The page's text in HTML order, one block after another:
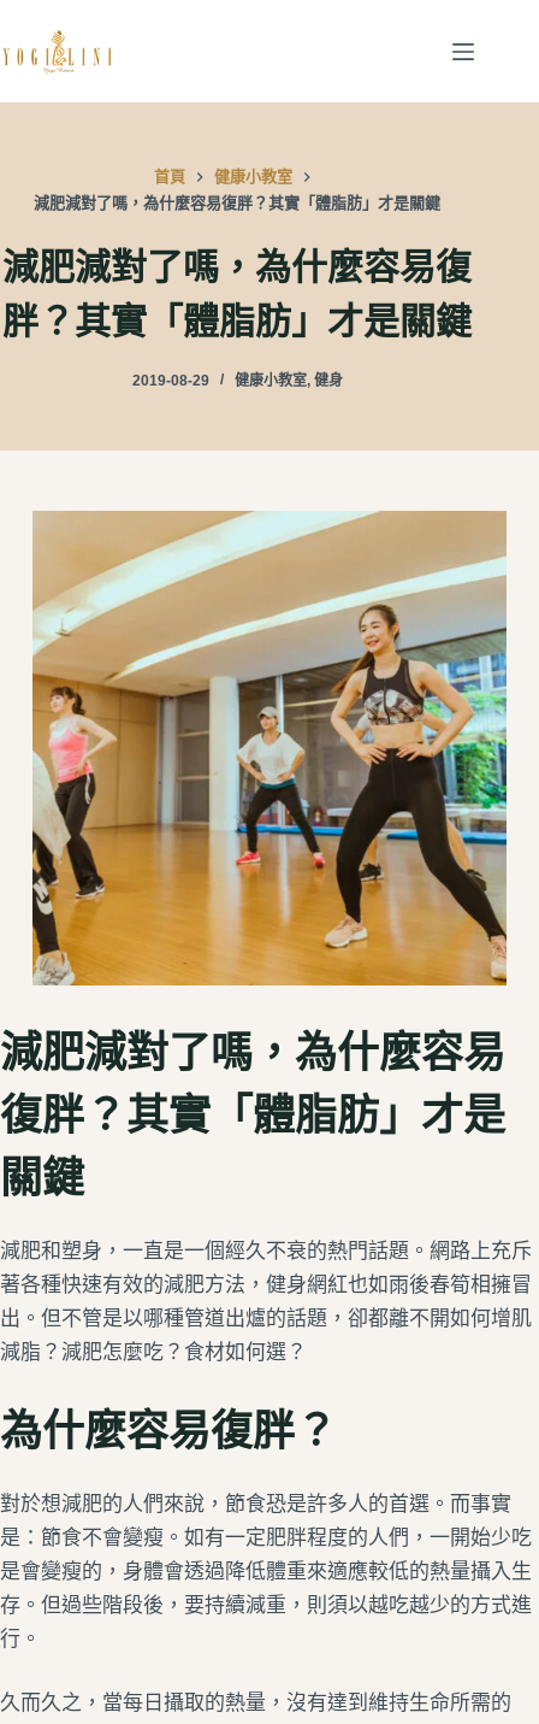
至
首頁
健康小教室
減肥減對了嗎，為什麼容易復胖？其實「體脂肪」才是關鍵
減肥減對了嗎，為什麼容易復
胖？其實「體脂肪」才是關鍵
2019-08-29 健康小教室, 健身
減肥減對了嗎，為什麼容易
復胖？其實「體脂肪」才是
關鍵
減肥和塑身，一直是一個經久不衰的熱門話題。網路上充斥
著各種快速有效的減肥方法，健身網紅也如雨後春筍相擁冒
出。但不管是以哪種管道出爐的話題，卻都離不開如何增肌
減脂？減肥怎麼吃？食材如何選？
為什麼容易復胖？
對於想減肥的人們來說，節食恐是許多人的首選。而事實
是：節食不會變瘦。如有一定肥胖程度的人們，一開始少吃
是會變瘦的，身體會透過降低體重來適應較低的熱量攝入生
存。但過些階段後，要持續減重，則須以越吃越少的方式進
行。
久而久之，當每日攝取的熱量，沒有達到維持生命所需的